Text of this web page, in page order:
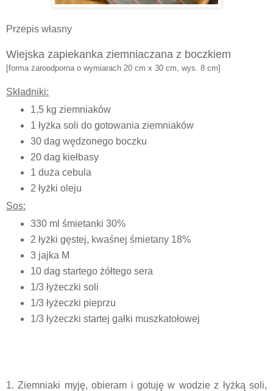
Przepis własny
Wiejska zapiekanka ziemniaczana z boczkiem
[forma żaroodporna o wymiarach 20 cm x 30 cm, wys. 8 cm]
Składniki:
1,5 kg ziemniaków
1 łyżka soli do gotowania ziemniaków
30 dag wędzonego boczku
20 dag kiełbasy
1 duża cebula
2 łyżki oleju
Sos:
330 ml śmietanki 30%
2 łyżki gęstej, kwaśnej śmietany 18%
3 jajka M
10 dag startego żółtego sera
1/3 łyżeczki soli
1/3 łyżeczki pieprzu
1/3 łyżeczki startej gałki muszkatołowej
1. Ziemniaki myję, obieram i gotuję w wodzie z łyżką soli,